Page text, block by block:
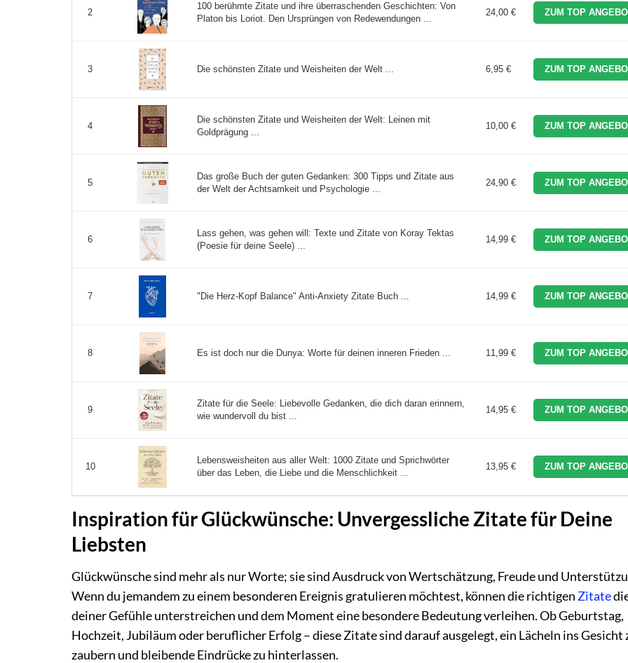
2
100 berühmte Zitate und ihre überraschenden Geschichten: Von
Platon bis Loriot. Den Ursprüngen von Redewendungen ...
24,00 € ZUM TOP
3 Die schönsten Zitate und Weisheiten der Welt ... 6,95 € ZUM TOP
4
Die schönsten Zitate und Weisheiten der Welt: Leinen mit
Goldprägung ...
10,00 € ZUM TOP
5
Das große Buch der guten Gedanken: 300 Tipps und Zitate aus
der Welt der Achtsamkeit und Psychologie ...
24,90 € ZUM TOP
6
Lass gehen, was gehen will: Texte und Zitate von Koray Tektas
(Poesie für deine Seele) ...
14,99 € ZUM TOP
7 "Die Herz-Kopf Balance" Anti-Anxiety Zitate Buch ... 14,99 € ZUM TOP
8 Es ist doch nur die Dunya: Worte für deinen inneren Frieden ... 11,99 € ZUM TOP
9
Zitate für die Seele: Liebevolle Gedanken, die dich daran erinnern,
wie wundervoll du bist ...
14,95 € ZUM TOP
10
Lebensweisheiten aus aller Welt: 1000 Zitate und Sprichwörter
über das Leben, die Liebe und die Menschlichkeit ...
13,95 € ZUM TOP
Inspiration für Glückwünsche: Unvergessliche Zitate für Deine
Liebsten
Glückwünsche sind mehr als nur Worte; sie sind Ausdruck von Wertschätzung, Freude und
Wenn du jemandem zu einem besonderen Ereignis gratulieren möchtest, können die richtigen Zitate
deiner Gefühle unterstreichen und dem Moment eine besondere Bedeutung verleihen. Ob Geburtstag,
Hochzeit, Jubiläum oder beruflicher Erfolg – diese Zitate sind darauf ausgelegt, ein Lächeln ins Gesicht
zaubern und bleibende Eindrücke zu hinterlassen.